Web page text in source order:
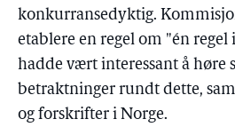
konkurransedyktig.
etablere en regel om "én regel
hadde vært interessant å høre
betraktninger rundt dette,
og forskrifter i Norge.